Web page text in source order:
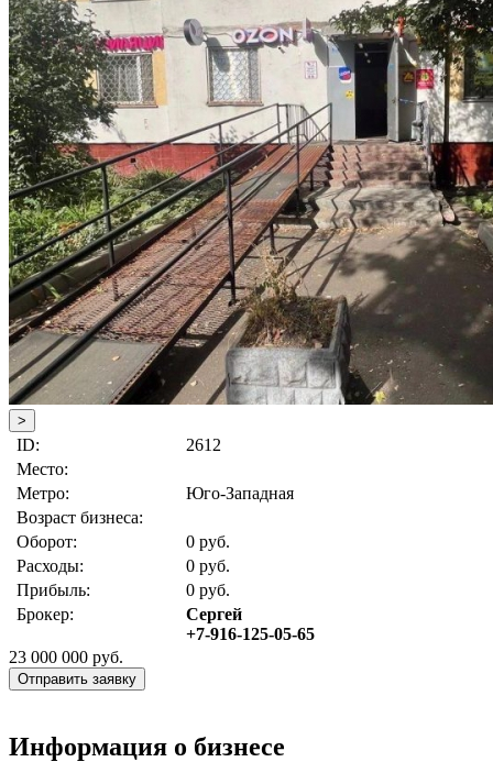
>
ID:
2612
Место:
Метро:
Юго-Западная
Возраст бизнеса:
Оборот:
0 руб.
Расходы:
0 руб.
Прибыль:
0 руб.
Брокер:
Сергей
+7-916-125-05-65
23 000 000 руб.
Отправить заявку
Информация о бизнесе